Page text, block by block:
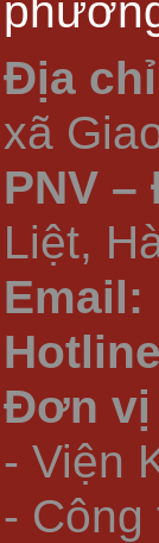
Địa
xã
PNV
Liệt,
Email:
Đơn vị
- Viện
- Công